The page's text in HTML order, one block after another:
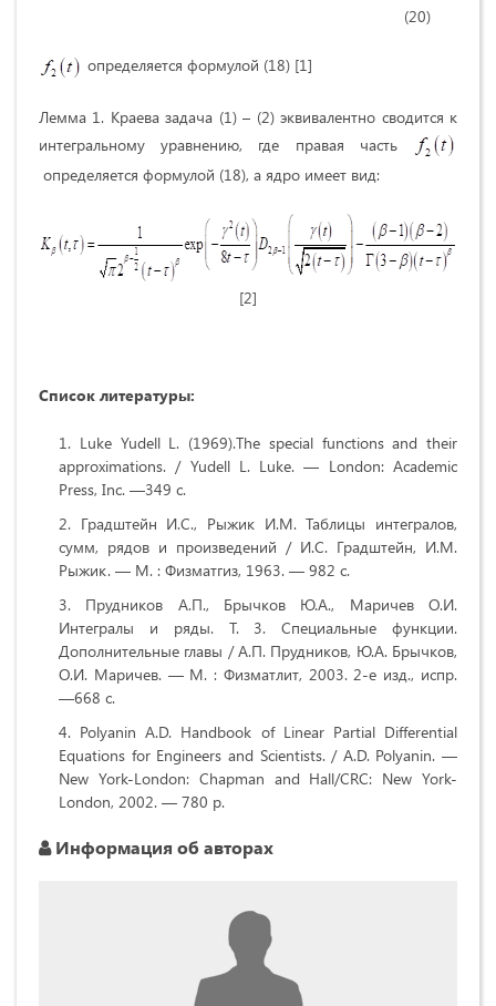
(20)
определяется формулой (18) [1]
Лемма 1. Краева задача (1) – (2) эквивалентно сводится к
интегральному уравнению, где правая часть
определяется формулой (18), а ядро имеет вид:
[2]
Список литературы:
Luke Yudell L. (1969).The special functions and their
approximations. / Yudell L. Luke. — London: Academic
Press, Inc. —349 с.
Градштейн И.С., Рыжик И.М. Таблицы интегралов,
сумм, рядов и произведений / И.С. Градштейн, И.М.
Рыжик. — М. : Физматгиз, 1963. — 982 с.
Прудников А.П., Брычков Ю.А., Маричев О.И.
Интегралы и ряды. Т. 3. Специальные функции.
Дополнительные главы / А.П. Прудников, Ю.А. Брычков,
О.И. Маричев. — М. : Физматлит, 2003. 2-е изд., испр.
—668 с.
Polyanin A.D. Handbook of Linear Partial Differential
Equations for Engineers and Scientists. / A.D. Polyanin. —
New York-London: Chapman and Hall/CRC: New York-
London, 2002. — 780 p.
Информация об авторах